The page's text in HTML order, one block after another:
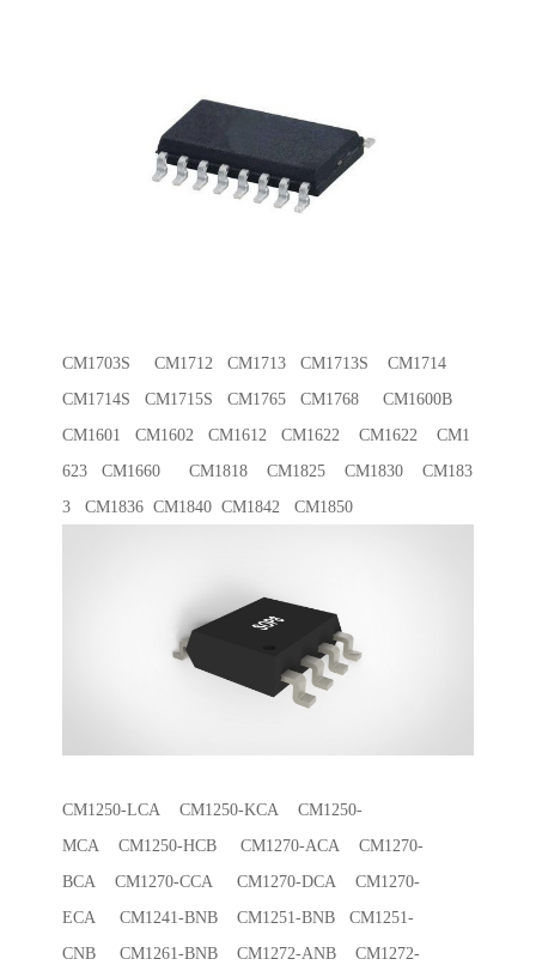
CM1703S CM1712 CM1713 CM1713S CM1714
CM1714S CM1715S CM1765 CM1768 CM1600B
CM1601 CM1602 CM1612 CM1622 CM1622 CM1
623 CM1660 CM1818 CM1825 CM1830 CM183
3 CM1836 CM1840 CM1842 CM1850
CM1250-LCA CM1250-KCA CM1250-
MCA CM1250-HCB CM1270-ACA CM1270-
BCA CM1270-CCA CM1270-DCA CM1270-
ECA CM1241-BNB CM1251-BNB CM1251-
CNB CM1261-BNB CM1272-ANB CM1272-